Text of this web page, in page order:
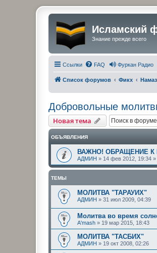
Исламский
Знание прежде всего
Ссылки FAQ Фуркан Радио
Список форумов Фикх
Добровольные
Новая тема
ОБЪЯВЛЕНИЯ
ВАЖНО! ОБРАЩЕНИЕ
АДМИН » 14 фев 2012, 19:34
ТЕМЫ
МОЛИТВА "ТАРАУИХ"
АДМИН » 31 июл 2009, 04:39
Молитва во время
A'mash » 19 мар 2015, 18:43
МОЛИТВА "ТАСБИХ"
АДМИН » 19 окт 2008, 02:26